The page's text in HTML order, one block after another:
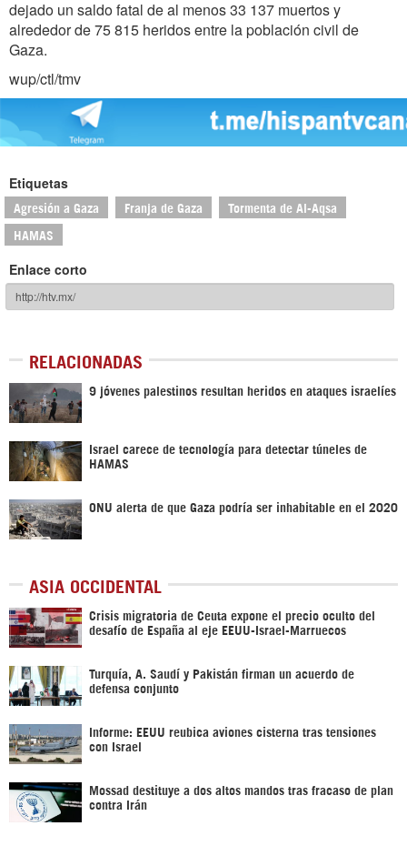
dejado un saldo fatal de al menos33 137 muertos y
alrededor de 75 815 heridosentre la población civil de
Gaza.
wup/ctl/tmv
Etiquetas
Agresión a Gaza Franja de Gaza Tormenta de Al-Aqsa
HAMAS
Enlace corto
RELACIONADAS
9 jóvenes palestinos resultan heridos en ataques israelíes
Israel carece de tecnología para detectar túneles de
HAMAS
ONU alerta de que Gaza podría ser inhabitable en el 2020
ASIA OCCIDENTAL
Crisis migratoria de Ceuta expone el precio oculto del
desafío de España al eje EEUU-Israel-Marruecos
Turquía, A. Saudí y Pakistán firman un acuerdo de
defensa conjunto
Informe: EEUU reubica aviones cisterna tras tensiones
con Israel
Mossad destituye a dos altos mandos tras fracaso de plan
contra Irán